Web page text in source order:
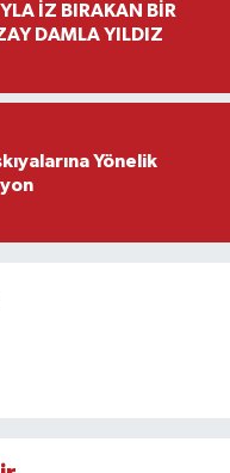
İZ BIRAKAN BİR
DAMLA YILDIZ
Yönelik